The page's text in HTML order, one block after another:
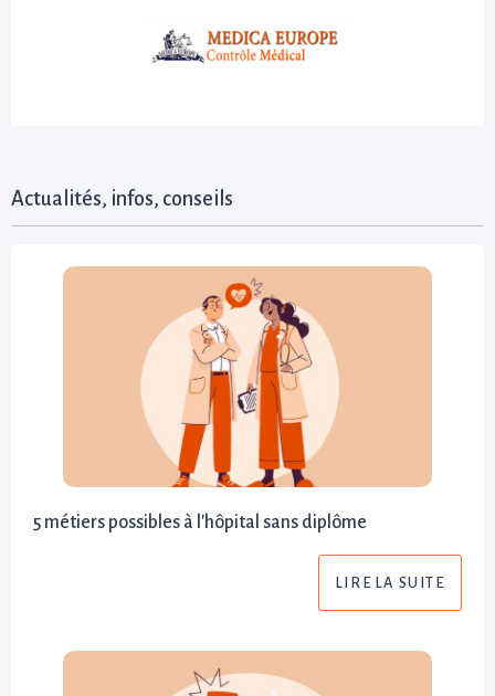
Actualités, infos, conseils
5 métiers possibles à l'hôpital sans diplôme
LIRE LA SUITE